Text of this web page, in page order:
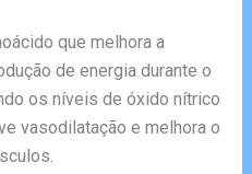
que melhora a
de energia durante o
os níveis de óxido nítrico
vasodilatação e melhora o